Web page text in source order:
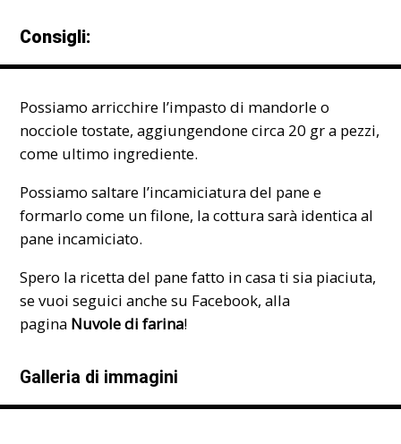
Consigli:
Possiamo arricchire l’impasto di mandorle o
nocciole tostate, aggiungendone circa 20 gr a pezzi,
come ultimo ingrediente.
Possiamo saltare l’incamiciatura del pane e
formarlo come un filone, la cottura sarà identica al
pane incamiciato.
Spero la ricetta del pane fatto in casa ti sia piaciuta,
se vuoi seguici anche su Facebook, alla
pagina Nuvole di farina!
Galleria di immagini